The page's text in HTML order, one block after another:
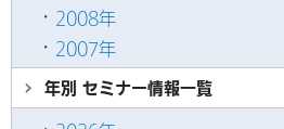
2008年
2007年
年別 セミナー情報一覧